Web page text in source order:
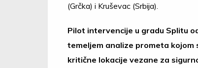
(Grčka) i Kruševac (Srbija).
Pilot intervencije u gradu Splitu
temeljem analize prometa kojom
kritične lokacije vezane za